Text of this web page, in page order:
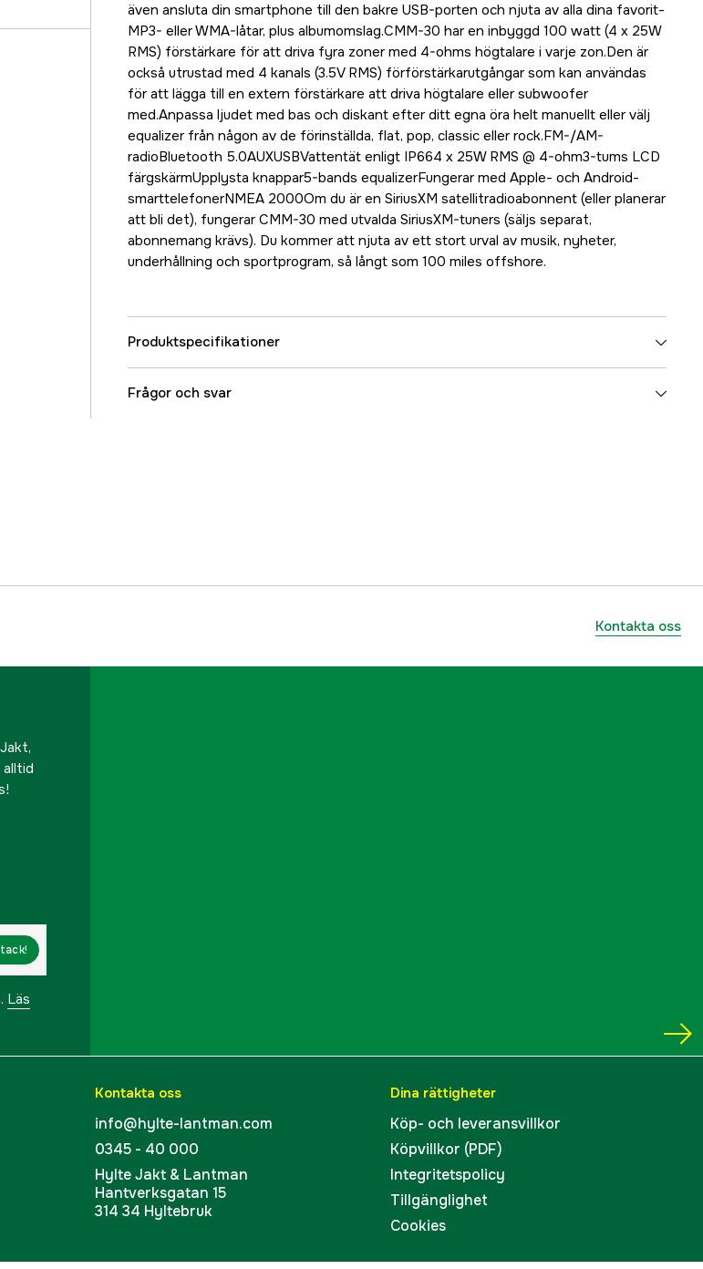
även ansluta din smartphone till den bakre USB-porten och njuta av alla dina favorit-
MP3- eller WMA-låtar, plus albumomslag.CMM-30 har en inbyggd 100 watt (4 x 25W
RMS) förstärkare för att driva fyra zoner med 4-ohms högtalare i varje zon.Den är
också utrustad med 4 kanals (3.5V RMS) förförstärkarutgångar som kan användas
för att lägga till en extern förstärkare att driva högtalare eller subwoofer
med.Anpassa ljudet med bas och diskant efter ditt egna öra helt manuellt eller välj
equalizer från någon av de förinställda, flat, pop, classic eller rock.FM-/AM-
radioBluetooth 5.0AUXUSBVattentät enligt IP664 x 25W RMS @ 4-ohm3-tums LCD
färgskärmUpplysta knappar5-bands equalizerFungerar med Apple- och Android-
smarttelefonerNMEA 2000Om du är en SiriusXM satellitradioabonnent (eller planerar
att bli det), fungerar CMM-30 med utvalda SiriusXM-tuners (säljs separat,
abonnemang krävs). Du kommer att njuta av ett stort urval av musik, nyheter,
underhållning och sportprogram, så långt som 100 miles offshore.
Produktspecifikationer
Referensnummer
Frågor och svar
Kontakta oss
alltid
Läs
Kontakta oss
info@hylte-lantman.com
0345 - 40 000
Hylte Jakt & Lantman
Hantverksgatan 15
314 34 Hyltebruk
Dina rättigheter
Köp- och leveransvillkor
Köpvillkor (PDF)
Integritetspolicy
Tillgänglighet
Cookies